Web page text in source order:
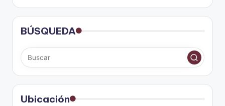
BÚSQUEDA
Ubicación